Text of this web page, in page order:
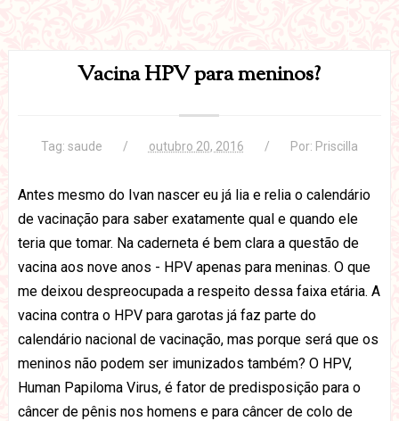
Vacina HPV para meninos?
Tag: saude outubro 20, 2016 Por: Priscilla
Antes mesmo do Ivan nascer eu já lia e relia o calendário
de vacinação para saber exatamente qual e quando ele
teria que tomar. Na caderneta é bem clara a questão de
vacina aos nove anos - HPV apenas para meninas. O que
me deixou despreocupada a respeito dessa faixa etária. A
vacina contra o HPV para garotas já faz parte do
calendário nacional de vacinação, mas porque será que os
meninos não podem ser imunizados também? O HPV,
Human Papiloma Virus, é fator de predisposição para o
câncer de pênis nos homens e para câncer de colo de